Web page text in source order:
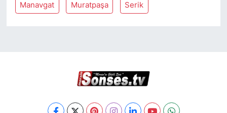
Manavgat Muratpaşa Serik